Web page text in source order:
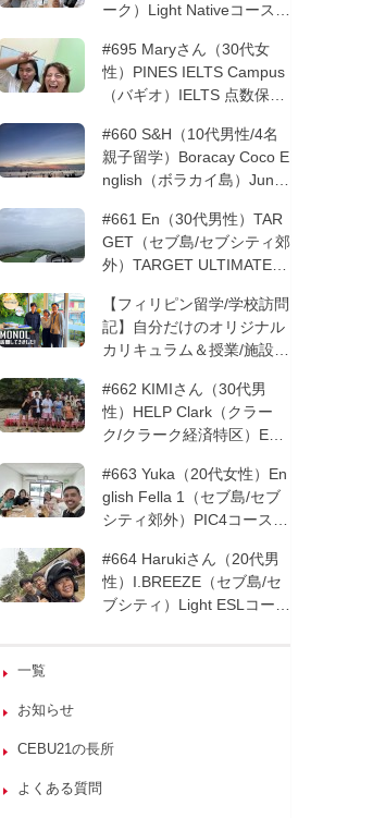
ーク）Light Nativeコース 4
#695 Maryさん（30代女
性）PINES IELTS Campus
（バギオ）IELTS 点数保証
#660 S&H（10代男性/4名
親子留学）Boracay Coco E
nglish（ボラカイ島）Junio
ン留学
#661 En（30代男性）TAR
GET（セブ島/セブシティ郊
外）TARGET ULTIMATE 8
留学
【フィリピン留学/学校訪問
記】自分だけのオリジナル
カリキュラム＆授業/施設の
─MONOLを徹底取材！
#662 KIMIさん（30代男
性）HELP Clark（クラー
ク/クラーク経済特区）ESL
オの他校に転校 | フィリピ
ン留学
#663 Yuka（20代女性）En
glish Fella 1（セブ島/セブ
シティ郊外）PIC4コース 8
#664 Harukiさん（20代男
性）I.BREEZE（セブ島/セ
ブシティ）Light ESLコース
一覧
お知らせ
CEBU21の長所
よくある質問